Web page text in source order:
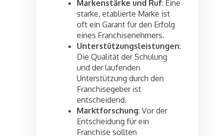
Markenstärke und Ruf: Eine
starke, etablierte Marke ist
oft ein Garant für den Erfolg
eines Franchisenehmers.
Unterstützungsleistungen:
Die Qualität der Schulung
und der laufenden
Unterstützung durch den
Franchisegeber ist
entscheidend.
Marktforschung: Vor der
Entscheidung für ein
Franchise sollten